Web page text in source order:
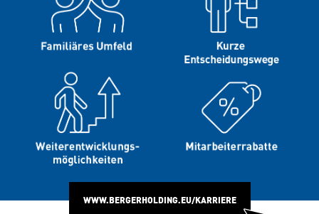
WWW.BERGERHOLDING.EU/KARRIERE